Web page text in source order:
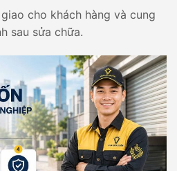
cho khách hàng và cung
sau sửa chữa.